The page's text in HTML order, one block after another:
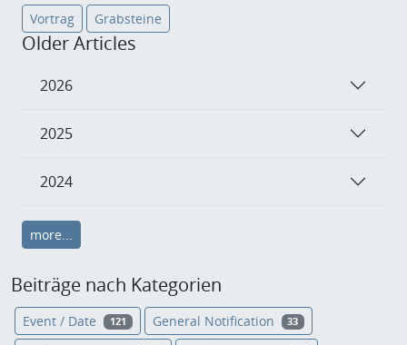
Vortrag Grabsteine
Older Articles
2026
2025
2024
more...
Beiträge nach Kategorien
Event / Date 121 General Notification 33